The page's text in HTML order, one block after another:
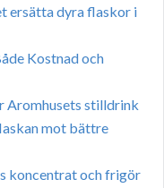
ersätta dyra flaskor i
Kostnad och
Aromhusets stilldrink
mot bättre
koncentrat och frigör